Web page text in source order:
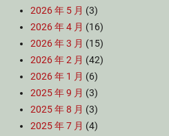
2026 年 5 月 (3)
2026 年 4 月 (16)
2026 年 3 月 (15)
2026 年 2 月 (42)
2026 年 1 月 (6)
2025 年 9 月 (3)
2025 年 8 月 (3)
2025 年 7 月 (4)